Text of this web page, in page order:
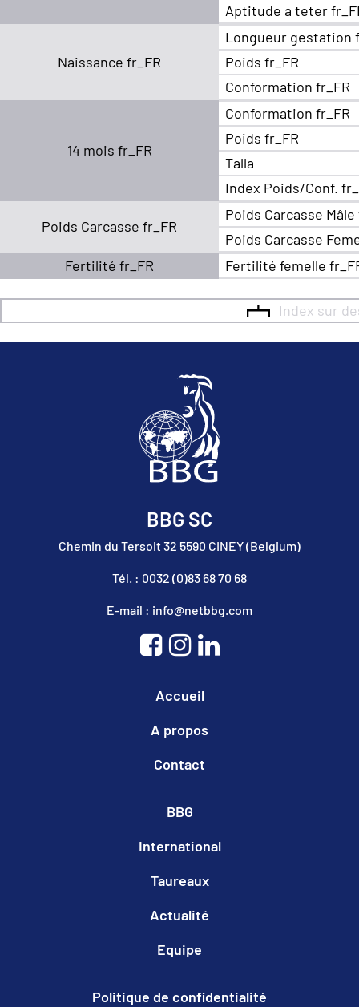
Aptitude a teter
Naissance fr_FR
Longueur gestation
Poids fr_FR
Conformation fr_FR
14 mois fr_FR
Conformation fr_FR
Poids fr_FR
Talla
Index Poids/Conf.
Poids Carcasse fr_FR
Poids Carcasse Mâle
Poids Carcasse
Fertilité fr_FR
Fertilité femelle
Index sur
BBG SC
Chemin du Tersoit 32 5590 CINEY (Belgium)
Tél. : 0032 (0)83 68 70 68
E-mail : info@netbbg.com
Accueil
A propos
Contact
BBG
International
Taureaux
Actualité
Equipe
Politique de confidentialité